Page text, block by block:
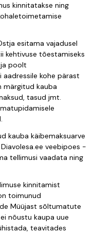
kinnitatakse ning
esitama vajadusel
kehtivuse tõestamiseks
poolt
kohe pärast
märgitud kauba
tasud jmt.
kauba käibemaksuarve
veebipoes -
tellimusi vaadata ning
kinnitamist
toimunud
Müüjast sõltumatute
nõustu kaupa uue
teavitades